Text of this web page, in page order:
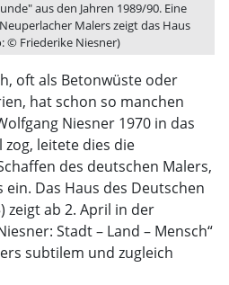
aus den Jahren 1989/90. Eine
Malers zeigt das Haus
© Friederike Niesner)
oft als Betonwüste oder
hat schon so manchen
Niesner 1970 in das
leitete dies die
des deutschen Malers,
Das Haus des Deutschen
zeigt ab 2. April in der
Stadt – Land – Mensch“
subtilem und zugleich